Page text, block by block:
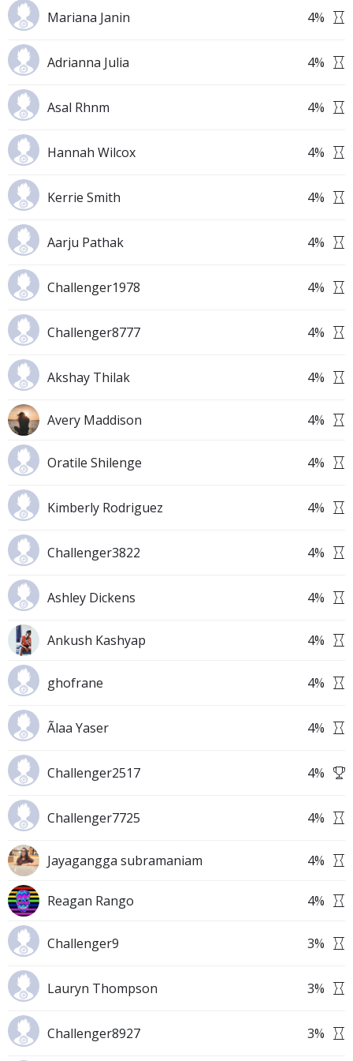
Mariana Janin 4%
Adrianna Julia 4%
Asal Rhnm 4%
Hannah Wilcox 4%
Kerrie Smith 4%
Aarju Pathak 4%
Challenger1978 4%
Challenger8777 4%
Akshay Thilak 4%
Avery Maddison 4%
Oratile Shilenge 4%
Kimberly Rodriguez 4%
Challenger3822 4%
Ashley Dickens 4%
Ankush Kashyap 4%
ghofrane 4%
Ãlaa Yaser 4%
Challenger2517 4%
Challenger7725 4%
Jayagangga subramaniam 4%
Reagan Rango 4%
Challenger9 3%
Lauryn Thompson 3%
Challenger8927 3%